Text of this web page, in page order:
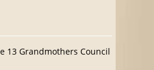
13 Grandmothers Council